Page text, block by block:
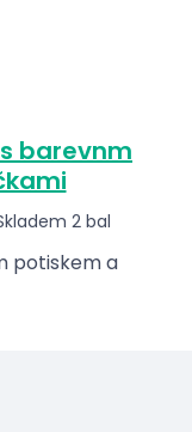
barevnm
2 bal
potiskem a